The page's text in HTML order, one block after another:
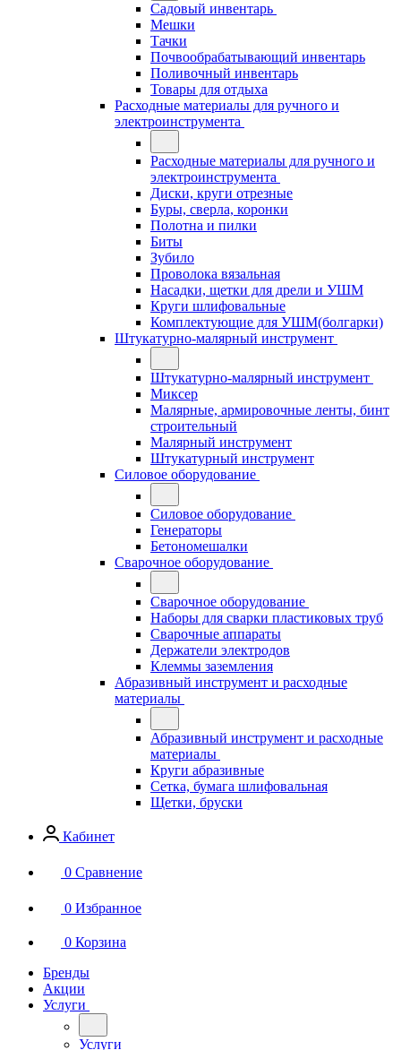
Садовый инвентарь
Мешки
Тачки
Почвообрабатывающий инвентарь
Поливочный инвентарь
Товары для отдыха
Расходные материалы для ручного и
электроинструмента
Расходные материалы для ручного и
электроинструмента
Диски, круги отрезные
Буры, сверла, коронки
Полотна и пилки
Биты
Зубило
Проволока вязальная
Насадки, щетки для дрели и УШМ
Круги шлифовальные
Комплектующие для УШМ(болгарки)
Штукатурно-малярный инструмент
Штукатурно-малярный инструмент
Миксер
Малярные, армировочные ленты, бинт
строительный
Малярный инструмент
Штукатурный инструмент
Силовое оборудование
Силовое оборудование
Генераторы
Бетономешалки
Сварочное оборудование
Сварочное оборудование
Наборы для сварки пластиковых труб
Сварочные аппараты
Держатели электродов
Клеммы заземления
Абразивный инструмент и расходные
материалы
Абразивный инструмент и расходные
материалы
Круги абразивные
Сетка, бумага шлифовальная
Щетки, бруски
Кабинет
0 Сравнение
0 Избранное
0 Корзина
Бренды
Акции
Услуги
Услуги